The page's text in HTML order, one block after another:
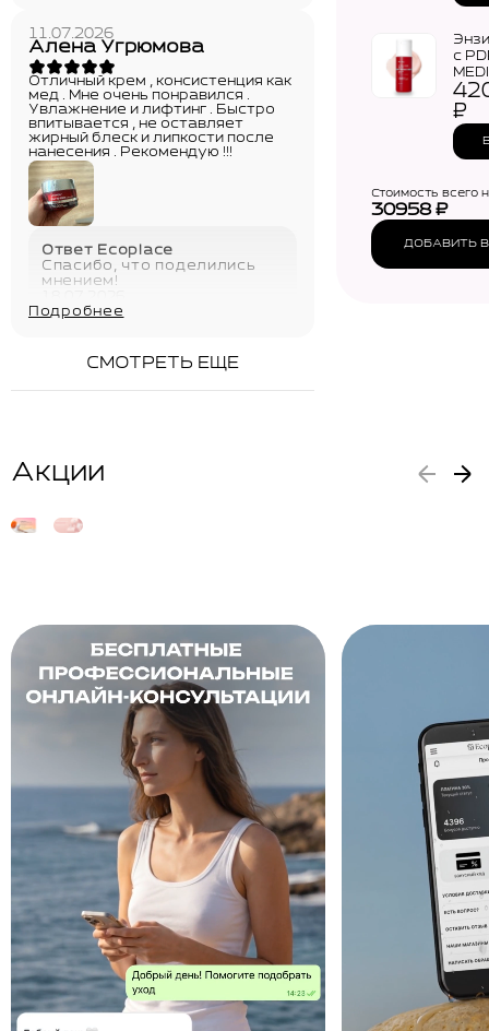
11.07.2026
Алена Угрюмова
Отличный крем , консистенция как
мед . Мне очень понравился .
Увлажнение и лифтинг . Быстро
впитывается , не оставляет
жирный блеск и липкости после
нанесения . Рекомендую !!!
Ответ Ecoplace
Спасибо, что поделились
мнением!
Подробнее
СМОТРЕТЬ ЕЩЕ
с
Ex
₽
Стоимость всего
30958₽
ДОБАВИТЬ
Акции